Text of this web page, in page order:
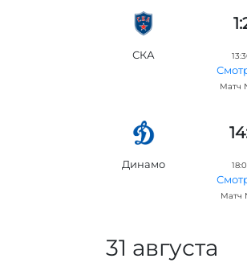
СКА
Матч
Динамо
Матч
31 августа